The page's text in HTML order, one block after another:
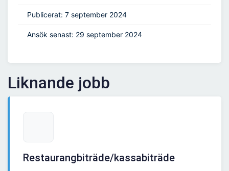
Publicerat: 7 september 2024
Ansök senast: 29 september 2024
Liknande jobb
Restaurangbiträde/kassabiträde